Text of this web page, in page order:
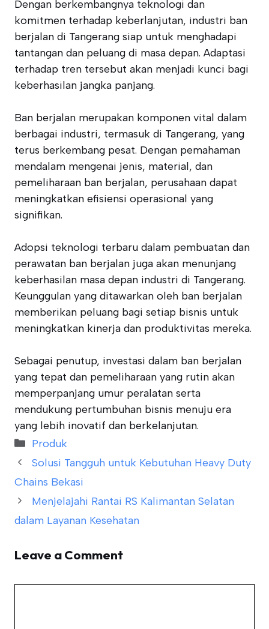
Dengan berkembangnya teknologi dan
komitmen terhadap keberlanjutan, industri ban
berjalan di Tangerang siap untuk menghadapi
tantangan dan peluang di masa depan. Adaptasi
terhadap tren tersebut akan menjadi kunci bagi
keberhasilan jangka panjang.
Ban berjalan merupakan komponen vital dalam
berbagai industri, termasuk di Tangerang, yang
terus berkembang pesat. Dengan pemahaman
mendalam mengenai jenis, material, dan
pemeliharaan ban berjalan, perusahaan dapat
meningkatkan efisiensi operasional yang
signifikan.
Adopsi teknologi terbaru dalam pembuatan dan
perawatan ban berjalan juga akan menunjang
keberhasilan masa depan industri di Tangerang.
Keunggulan yang ditawarkan oleh ban berjalan
memberikan peluang bagi setiap bisnis untuk
meningkatkan kinerja dan produktivitas mereka.
Sebagai penutup, investasi dalam ban berjalan
yang tepat dan pemeliharaan yang rutin akan
memperpanjang umur peralatan serta
mendukung pertumbuhan bisnis menuju era
yang lebih inovatif dan berkelanjutan.
Categories
Produk
Solusi Tangguh untuk Kebutuhan Heavy Duty
Chains Bekasi
Menjelajahi Rantai RS Kalimantan Selatan
dalam Layanan Kesehatan
Leave a Comment